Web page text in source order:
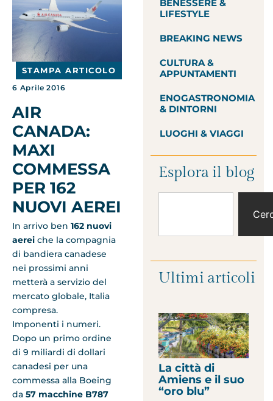
STAMPA ARTICOLO
6 Aprile 2016
AIR
CANADA:
MAXI
COMMESSA
PER 162
NUOVI AEREI
In arrivo ben 162 nuovi
aerei che la compagnia
di bandiera canadese
nei prossimi anni
metterà a servizio del
mercato globale, Italia
compresa.
Imponenti i numeri.
Dopo un primo ordine
di 9 miliardi di dollari
canadesi per una
commessa alla Boeing
da 57 macchine B787
BENESSERE &
LIFESTYLE
BREAKING NEWS
CULTURA &
APPUNTAMENTI
ENOGASTRONOMIA
& DINTORNI
LUOGHI & VIAGGI
Esplora il blog
Ultimi articoli
La città di
Amiens e il suo
“oro blu”